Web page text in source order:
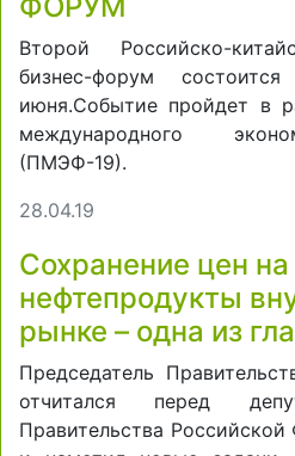
Второй Российско-
бизнес-форум
июня.Событие пройдет в
международного
(ПМЭФ-19).
28.04.19
Сохранение цен на
нефтепродукты
рынке – одна из
Председатель
отчитался перед
Правительства